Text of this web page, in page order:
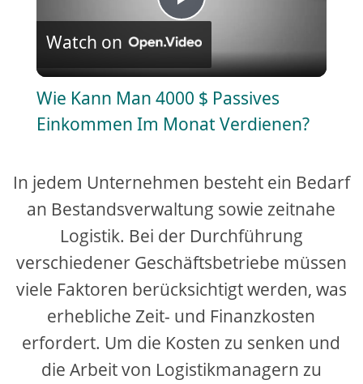
P
l
a
V
i
d
e
Watch on
Wie Kann Man 4000 $ Passives
Einkommen Im Monat Verdienen?
In jedem Unternehmen besteht ein Bedarf
an Bestandsverwaltung sowie zeitnahe
Logistik. Bei der Durchführung
verschiedener Geschäftsbetriebe müssen
viele Faktoren berücksichtigt werden, was
erhebliche Zeit- und Finanzkosten
erfordert. Um die Kosten zu senken und
die Arbeit von Logistikmanagern zu